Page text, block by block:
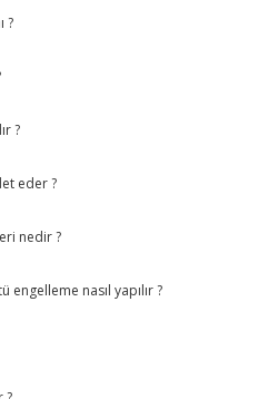
?
?
eder ?
nedir ?
engelleme nasıl yapılır ?